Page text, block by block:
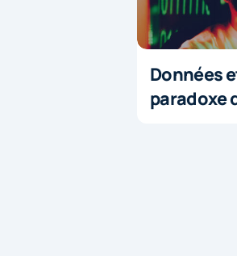
Données
paradoxe